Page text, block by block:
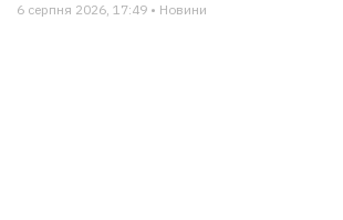
6 серпня 2026, 17:49 • Новини